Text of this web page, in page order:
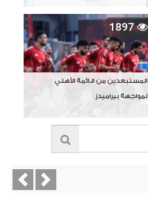
1897
المستبعدين من قائمة الأهلي
لمواجهة بيراميدز
Next